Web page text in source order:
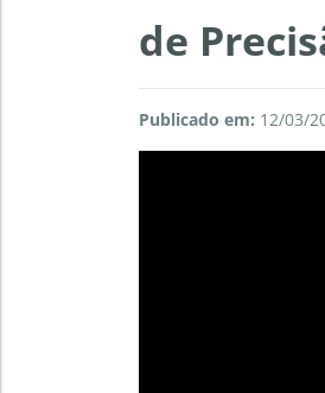
de
Publicado em: 12/03/